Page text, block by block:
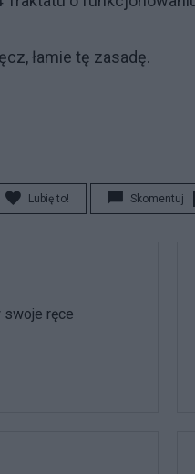
łamie tę zasadę.
Lubię to! Skomentuj
swoje ręce